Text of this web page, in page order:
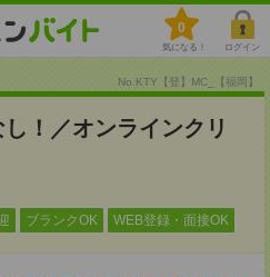
0
気になる！ ログイン
No.KTY【登】MC_【福岡】
！／オンラインクリ
ブランクOK WEB登録・面接OK